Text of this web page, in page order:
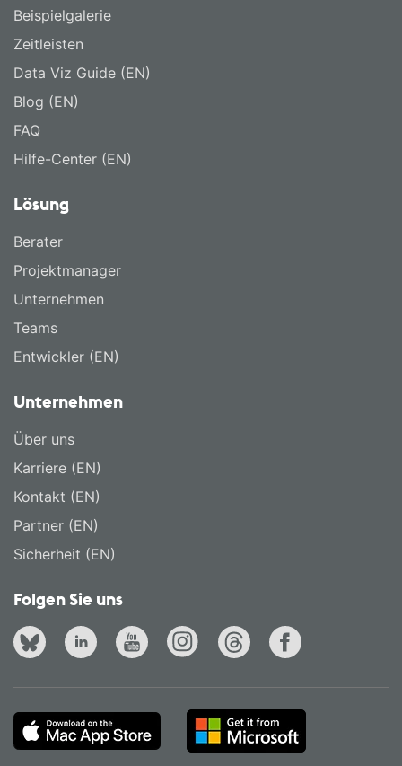
Beispielgalerie
Zeitleisten
Data Viz Guide (EN)
Blog (EN)
FAQ
Hilfe-Center (EN)
Lösung
Berater
Projektmanager
Unternehmen
Teams
Entwickler (EN)
Unternehmen
Über uns
Karriere (EN)
Kontakt (EN)
Partner (EN)
Sicherheit (EN)
Folgen Sie uns